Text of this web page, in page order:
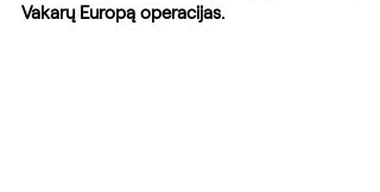
Vakarų Europą operacijas.